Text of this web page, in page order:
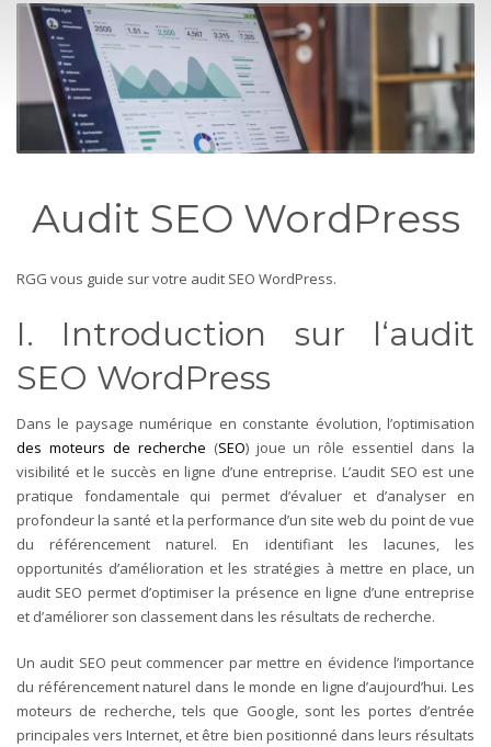
Audit SEO WordPress
RGG vous guide sur votre audit SEO WordPress.
I. Introduction sur l‘audit
SEO WordPress
Dans le paysage numérique en constante évolution, l’optimisation
des moteurs de recherche (SEO) joue un rôle essentiel dans la
visibilité et le succès en ligne d’une entreprise. L’audit SEO est une
pratique fondamentale qui permet d’évaluer et d’analyser en
profondeur la santé et la performance d’un site web du point de vue
du référencement naturel. En identifiant les lacunes, les
opportunités d’amélioration et les stratégies à mettre en place, un
audit SEO permet d’optimiser la présence en ligne d’une entreprise
et d’améliorer son classement dans les résultats de recherche.
Un audit SEO peut commencer par mettre en évidence l’importance
du référencement naturel dans le monde en ligne d’aujourd’hui. Les
moteurs de recherche, tels que Google, sont les portes d’entrée
principales vers Internet, et être bien positionné dans leurs résultats